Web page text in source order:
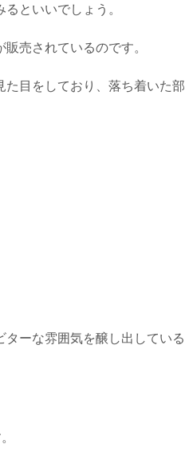
といいでしょう。
売されているのです。
目をしており、落ち着いた部
ーな雰囲気を醸し出している